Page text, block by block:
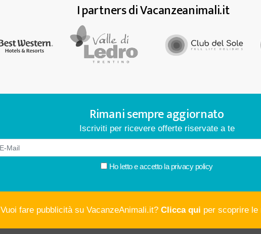
I partners di Vacanzeanimali.it
Rimani sempre aggiornato
Iscriviti per ricevere offerte riservate a te
Ho letto e accetto la privacy policy
Vuoi fare pubblicità su VacanzeAnimali.it? Clicca qui per scoprire le